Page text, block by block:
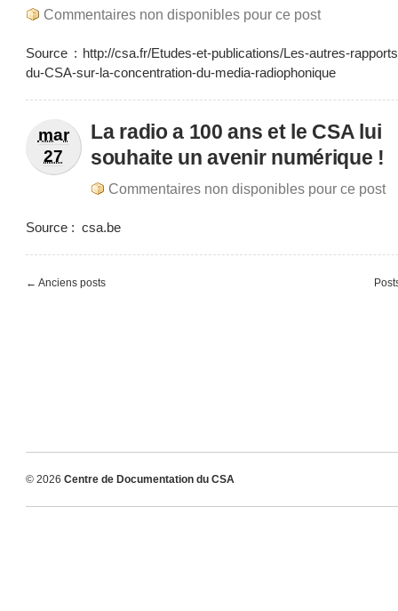
Commentaires non disponibles pour ce post
Source : http://csa.fr/Etudes-et-publications/Les-autres-
du-CSA-sur-la-concentration-du-media-radiophonique
mar
27
La radio a 100 ans et le CSA lui
souhaite un avenir numérique !
Commentaires non disponibles pour ce post
Source : csa.be
← Anciens posts
© 2026 Centre de Documentation du CSA